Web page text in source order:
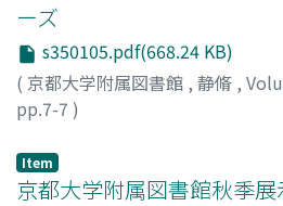
ーズ
s350105.pdf(668.24 KB)
( 京都大学附属図書館 , 静脩 ,
pp.7-7 )
Item
京都大学附属図書館秋季